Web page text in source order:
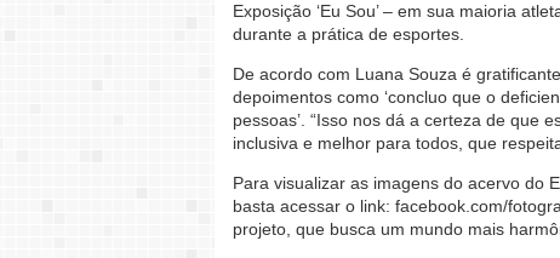
Exposição ‘Eu Sou’ – em sua maioria
durante a prática de esportes.
De acordo com Luana Souza é
depoimentos como ‘concluo que o
pessoas’. “Isso nos dá a certeza de que
inclusiva e melhor para todos, que
Para visualizar as imagens do acervo do
basta acessar o link: facebook.com/
projeto, que busca um mundo mais